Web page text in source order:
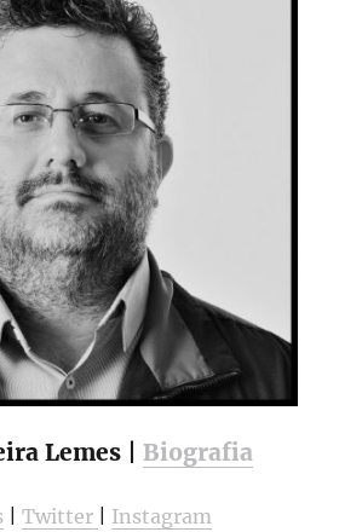
Lemes |Biografia
|Twitter
Instagram